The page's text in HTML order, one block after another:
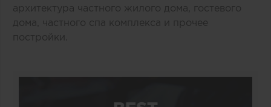
архитектура частного жилого дома, гостевого
дома, частного спа комплекса и прочее
постройки.